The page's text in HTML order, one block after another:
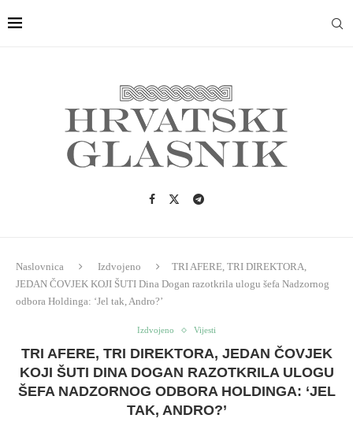
Naslovnica Izdvojeno
TRI AFERE, TRI DIREKTORA,
JEDAN ČOVJEK KOJI ŠUTI Dina Dogan razotkrila ulogu šefa Nadzornog
odbora Holdinga: ‘Jel tak, Andro?’
Izdvojeno Vijesti
TRI AFERE, TRI DIREKTORA, JEDAN ČOVJEK
KOJI ŠUTI DINA DOGAN RAZOTKRILA ULOGU
ŠEFA NADZORNOG ODBORA HOLDINGA: ‘JEL
TAK, ANDRO?’